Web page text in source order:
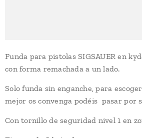
Funda para pistolas SIGSAUER en
con forma remachada a un lado.
Solo funda sin enganche, para
mejor os convenga podéis pasar por
Con tornillo de seguridad nivel 1 en